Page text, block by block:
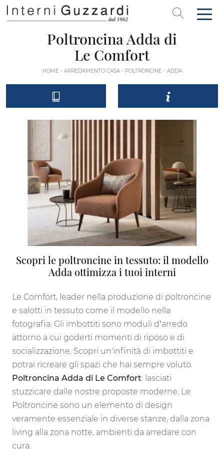
Poltroncina Adda di
Le Comfort
HOME - ARREDAMENTO CASA- POLTRONCINE - ADDA
Scopri le poltroncine in tessuto: il modello
Adda ottimizza i tuoi interni
Le Comfort, leader nella produzione di poltroncine
e salotti in tessuto come il modello nella
fotografia. Gli imbottiti sono moduli d’arredo
attorno a cui goderti momenti di riposo e di
socializzazione. Scopri un'infinità di imbottiti e
potrai ricreare gli spazi che hai sempre voluto.
Poltroncina Adda di Le Comfort: lasciati
stuzzicare dalle nostre proposte moderne. Le
Poltroncine sono un elemento di design
veramente essenziale in diverse stanze, dalla zona
living alla zona notte, ambienti da arredare con
cura.